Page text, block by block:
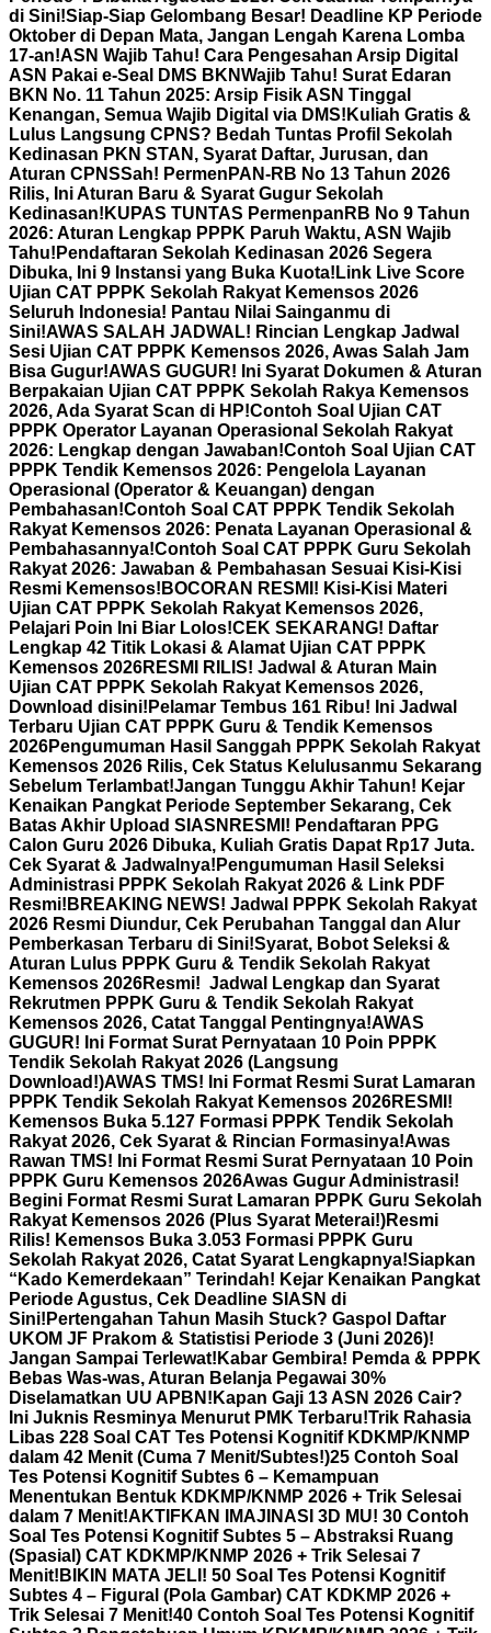
di Sini!Siap-Siap Gelombang Besar! Deadline KP Periode
Oktober di Depan Mata, Jangan Lengah Karena Lomba
17-an!ASN Wajib Tahu! Cara Pengesahan Arsip Digital
ASN Pakai e-Seal DMS BKNWajib Tahu! Surat Edaran
BKN No. 11 Tahun 2025: Arsip Fisik ASN Tinggal
Kenangan, Semua Wajib Digital via DMS! Kuliah Gratis &
Lulus Langsung CPNS? Bedah Tuntas Profil Sekolah
Kedinasan PKN STAN, Syarat Daftar, Jurusan, dan
Aturan CPNSSah! PermenPAN-RB No 13 Tahun 2026
Rilis, Ini Aturan Baru & Syarat Gugur Sekolah
Kedinasan! KUPAS TUNTAS PermenpanRB No 9 Tahun
2026: Aturan Lengkap PPPK Paruh Waktu, ASN Wajib
Tahu! Pendaftaran Sekolah Kedinasan 2026 Segera
Dibuka, Ini 9 Instansi yang Buka Kuota! Link Live Score
Ujian CAT PPPK Sekolah Rakyat Kemensos 2026
Seluruh Indonesia! Pantau Nilai Sainganmu di
Sini!AWAS SALAH JADWAL! Rincian Lengkap Jadwal
Sesi Ujian CAT PPPK Kemensos 2026, Awas Salah Jam
Bisa Gugur!AWAS GUGUR! Ini Syarat Dokumen & Aturan
Berpakaian Ujian CAT PPPK Sekolah Rakya Kemensos
2026, Ada Syarat Scan di HP!Contoh Soal Ujian CAT
PPPK Operator Layanan Operasional Sekolah Rakyat
2026: Lengkap dengan Jawaban!Contoh Soal Ujian CAT
PPPK Tendik Kemensos 2026: Pengelola Layanan
Operasional (Operator & Keuangan) dengan
Pembahasan!Contoh Soal CAT PPPK Tendik Sekolah
Rakyat Kemensos 2026: Penata Layanan Operasional &
Pembahasannya!Contoh Soal CAT PPPK Guru Sekolah
Rakyat 2026: Jawaban & Pembahasan Sesuai Kisi-Kisi
Resmi Kemensos! BOCORAN RESMI! Kisi-Kisi Materi
Ujian CAT PPPK Sekolah Rakyat Kemensos 2026,
Pelajari Poin Ini Biar Lolos!CEK SEKARANG! Daftar
Lengkap 42 Titik Lokasi & Alamat Ujian CAT PPPK
Kemensos 2026RESMI RILIS! Jadwal & Aturan Main
Ujian CAT PPPK Sekolah Rakyat Kemensos 2026,
Download disini! Pelamar Tembus 161 Ribu! Ini Jadwal
Terbaru Ujian CAT PPPK Guru & Tendik Kemensos
2026Pengumuman Hasil Sanggah PPPK Sekolah Rakyat
Kemensos 2026 Rilis, Cek Status Kelulusanmu Sekarang
Sebelum Terlambat!Jangan Tunggu Akhir Tahun! Kejar
Kenaikan Pangkat Periode September Sekarang, Cek
Batas Akhir Upload SIASN RESMI! Pendaftaran PPG
Calon Guru 2026 Dibuka, Kuliah Gratis Dapat Rp17 Juta.
Cek Syarat & Jadwalnya! Pengumuman Hasil Seleksi
Administrasi PPPK Sekolah Rakyat 2026 & Link PDF
Resmi! BREAKING NEWS! Jadwal PPPK Sekolah Rakyat
2026 Resmi Diundur, Cek Perubahan Tanggal dan Alur
Pemberkasan Terbaru di Sini!Syarat, Bobot Seleksi &
Aturan Lulus PPPK Guru & Tendik Sekolah Rakyat
Kemensos 2026Resmi! Jadwal Lengkap dan Syarat
Rekrutmen PPPK Guru & Tendik Sekolah Rakyat
Kemensos 2026, Catat Tanggal Pentingnya!AWAS
GUGUR! Ini Format Surat Pernyataan 10 Poin PPPK
Tendik Sekolah Rakyat 2026 (Langsung
Download!)AWAS TMS! Ini Format Resmi Surat Lamaran
PPPK Tendik Sekolah Rakyat Kemensos 2026RESMI!
Kemensos Buka 5.127 Formasi PPPK Tendik Sekolah
Rakyat 2026, Cek Syarat & Rincian Formasinya!Awas
Rawan TMS! Ini Format Resmi Surat Pernyataan 10 Poin
PPPK Guru Kemensos 2026Awas Gugur Administrasi!
Begini Format Resmi Surat Lamaran PPPK Guru Sekolah
Rakyat Kemensos 2026 (Plus Syarat Meterai!)Resmi
Rilis! Kemensos Buka 3.053 Formasi PPPK Guru
Sekolah Rakyat 2026, Catat Syarat Lengkapnya!Siapkan
“Kado Kemerdekaan” Terindah! Kejar Kenaikan Pangkat
Periode Agustus, Cek Deadline SIASN di
Sini! Pertengahan Tahun Masih Stuck? Gaspol Daftar
UKOM JF Prakom & Statistisi Periode 3 (Juni 2026)!
Jangan Sampai Terlewat! Kabar Gembira! Pemda & PPPK
Bebas Was-was, Aturan Belanja Pegawai 30%
Diselamatkan UU APBN! Kapan Gaji 13 ASN 2026 Cair?
Ini Juknis Resminya Menurut PMK Terbaru!Trik Rahasia
Libas 228 Soal CAT Tes Potensi Kognitif KDKMP/KNMP
dalam 42 Menit (Cuma 7 Menit/Subtes!)25 Contoh Soal
Tes Potensi Kognitif Subtes 6 – Kemampuan
Menentukan Bentuk KDKMP/KNMP 2026 + Trik Selesai
dalam 7 Menit!AKTIFKAN IMAJINASI 3D MU! 30 Contoh
Soal Tes Potensi Kognitif Subtes 5 – Abstraksi Ruang
(Spasial) CAT KDKMP/KNMP 2026 + Trik Selesai 7
Menit! BIKIN MATA JELI! 50 Soal Tes Potensi Kognitif
Subtes 4 – Figural (Pola Gambar) CAT KDKMP 2026 +
Trik Selesai 7 Menit!40 Contoh Soal Tes Potensi Kognitif